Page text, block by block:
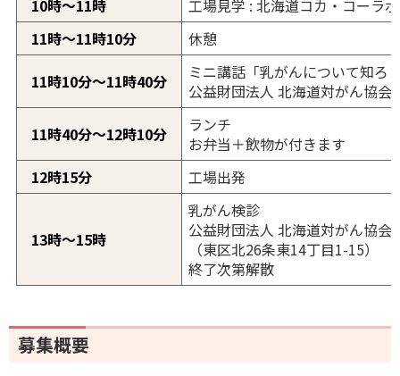
10時～11時
工場見学 : 北海道コカ・コーラ
11時～11時10分
休憩
11時10分～11時40分
ミニ講話「乳がんについて知ろ
公益財団法人 北海道対がん協
11時40分～12時10分
ランチ
お弁当＋飲物が付きます
12時15分
工場出発
13時～15時
乳がん検診
公益財団法人 北海道対がん協会
（東区北26条東14丁目1-15）
終了次第解散
募集概要